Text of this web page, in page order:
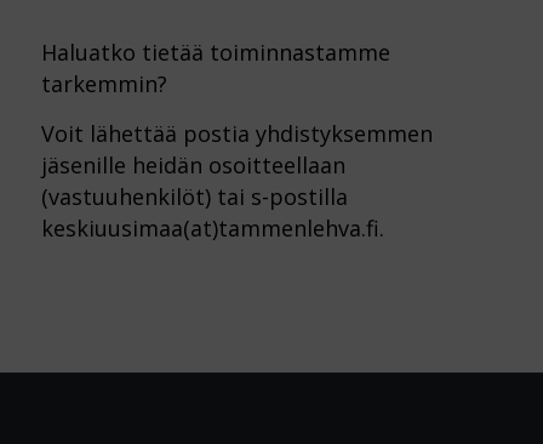
Haluatko tietää toiminnastamme
tarkemmin?
Voit lähettää postia yhdistyksemmen
jäsenille heidän osoitteellaan
(vastuuhenkilöt) tai s-postilla
keskiuusimaa(at)tammenlehva.fi.